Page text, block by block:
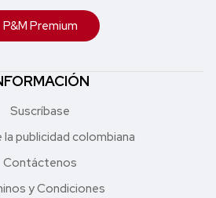
P&M Premium
Suscríbase
la publicidad colombiana
Contáctenos
y Condiciones